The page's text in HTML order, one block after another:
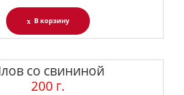
В корзину
со свининой
200 г.